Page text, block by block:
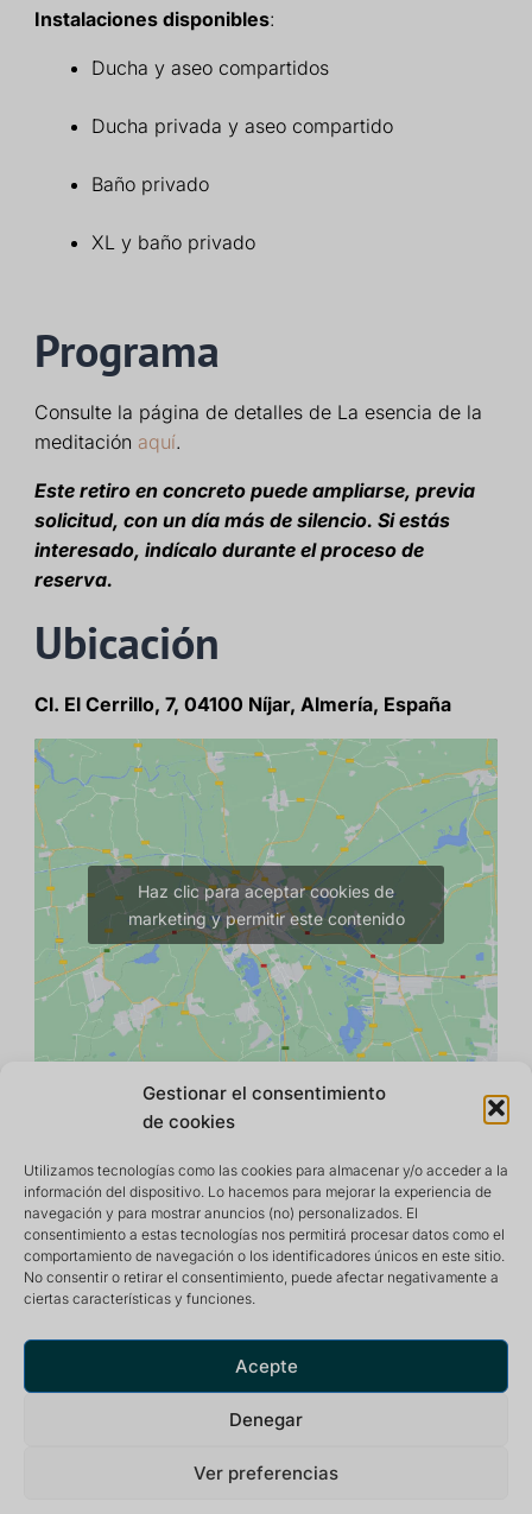
Gestionar el consentimiento
de cookies
Utilizamos tecnologías como las cookies para almacenar y/o acceder a la
información del dispositivo. Lo hacemos para mejorar la experiencia de
navegación y para mostrar anuncios (no) personalizados. El
consentimiento a estas tecnologías nos permitirá procesar datos como el
comportamiento de navegación o los identificadores únicos en este sitio.
No consentir o retirar el consentimiento, puede afectar negativamente a
ciertas características y funciones.
Acepte
Denegar
Ver preferencias
Instalaciones disponibles:
Ducha y aseo compartidos
Ducha privada y aseo compartido
Baño privado
XL y baño privado
Programa
Consulte la página de detalles de La esencia de la
meditación aquí.
Este retiro en concreto puede ampliarse, previa
solicitud, con un día más de silencio. Si estás
interesado, indícalo durante el proceso de
reserva.
Ubicación
Cl. El Cerrillo, 7, 04100 Níjar, Almería, España
Haz clic para aceptar cookies de
marketing y permitir este contenido
tranquilo e inspirador para una vida óptima.